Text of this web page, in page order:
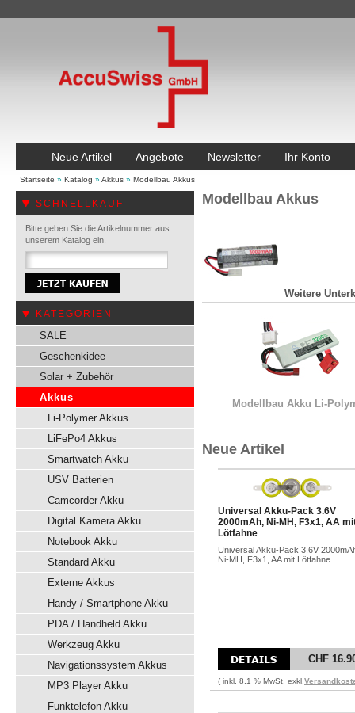
Neue Artikel Angebote Newsletter Ihr Konto
Startseite » Katalog » Akkus » Modellbau Akkus
SCHNELLKAUF
Bitte geben Sie die Artikelnummer aus
unserem Katalog ein.
KATEGORIEN
SALE
Geschenkidee
Solar + Zubehör
Akkus
Li-Polymer Akkus
LiFePo4 Akkus
Smartwatch Akku
USV Batterien
Camcorder Akku
Digital Kamera Akku
Notebook Akku
Standard Akku
Externe Akkus
Handy / Smartphone Akku
PDA / Handheld Akku
Werkzeug Akku
Navigationssystem Akkus
MP3 Player Akku
Funktelefon Akku
Modellbau Akkus
Weitere
Modellbau Akku Li-
Neue Artikel
Universal Akku-Pack 3.6V
2000mAh, Ni-MH, F3x1, AA
Lötfahne
Universal Akku-Pack 3.6V
Ni-MH, F3x1, AA mit Lötfahne
CHF
( inkl. 8.1 % MwSt. exkl.